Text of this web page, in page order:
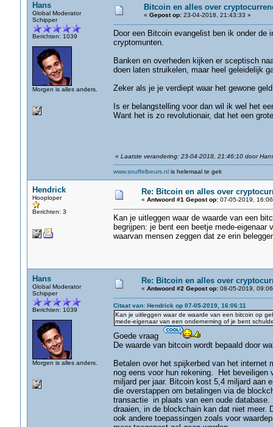
Hans
Global Moderator
Schipper
Berichten: 1039
Morgen is alles anders.
Bitcoin en alles over
« Gepost op:23-04-2018, 21:43:33 »
Door een Bitcoin evangelist ben ik onder
cryptomunten.
Banken en overheden kijken er sceptisch
doen laten struikelen, maar heel geleidelijk
Zeker als je je verdiept waar het gewone
Is er belangstelling voor dan wil ik wel het
Want het is zo revolutionair, dat het een
« Laatste verandering: 23-04-2018, 21:46:10 door
www.snuffelbeurs.nlis helemaal te gek
Hendrick
Hooploper
Berichten: 3
Re: Bitcoin en alles over
« Antwoord #1 Gepost op:07-05-2019,
Kan je uitleggen waar de waarde van een
begrijpen: je bent een beetje mede-
waarvan mensen zeggen dat ze erin
Hans
Global Moderator
Schipper
Berichten: 1039
Morgen is alles anders.
Re: Bitcoin en alles over
« Antwoord #2 Gepost op:08-05-2019,
Citaat van: Hendrick op 07-05-2019, 16:06:11
Kan je uitleggen waar de waarde van een bitcoin op
mede-eigenaar van een onderneming of je bent
Goede vraag
De waarde van bitcoin wordt bepaald door
Betalen over het spijkerbed van het
nog eens voor hun rekening. Het
miljard per jaar. Bitcoin kost 5,4 miljard aan
die overstappen om betalingen via de
transactie in plaats van een oude
draaien, in de blockchain kan dat niet
ook andere toepassingen zoals voor